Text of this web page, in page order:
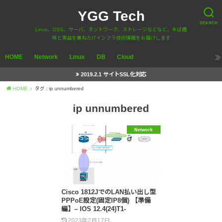
SEARCH
YGG Tech
Linux、OSS、サーバ、ネットワーク、ストレージなどなど、半ば趣
味と実益を兼ねたITインフラ技術情報をお届けします
HOME Network Linux DB Cloud
2019.2.1 サイトSSL化対応
HOME タグ : ip unnumbered
ip unnumbered
Network
Cisco 1812JでのLAN払い出し型
PPPoE設定(固定IP8個) 【準備
編】– IOS 12.4(24)T1-
2023年2月17日